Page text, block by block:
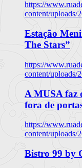
https://
content/uploads/
Estação
The Stars”
https://
content/uploads/
A MUSA faz
fora de
https://
content/uploads/
Bistro 99 by